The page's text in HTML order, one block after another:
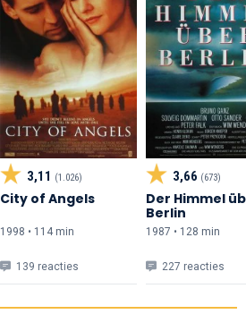
3,11 (1.026)
City of Angels
1998 • 114 min
139 reacties
3,66 (673)
Der Himmel
Berlin
1987 • 128 min
227 reacties